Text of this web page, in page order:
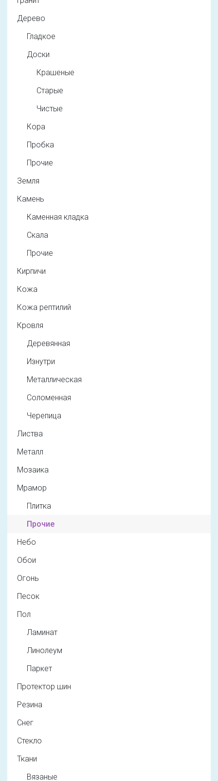
Дерево
Гладкое
Доски
Крашеные
Старые
Чистые
Кора
Пробка
Прочие
Земля
Камень
Каменная кладка
Скала
Прочие
Кирпичи
Кожа
Кожа рептилий
Кровля
Деревянная
Изнутри
Металлическая
Соломенная
Черепица
Листва
Металл
Мозаика
Мрамор
Плитка
Прочие
Небо
Обои
Огонь
Песок
Пол
Ламинат
Линолеум
Паркет
Протектор шин
Резина
Снег
Стекло
Ткани
Вязаные